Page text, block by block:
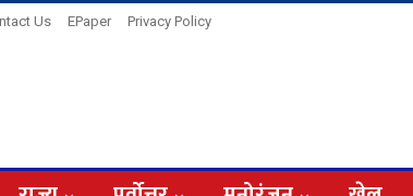
Us EPaper Privacy Policy